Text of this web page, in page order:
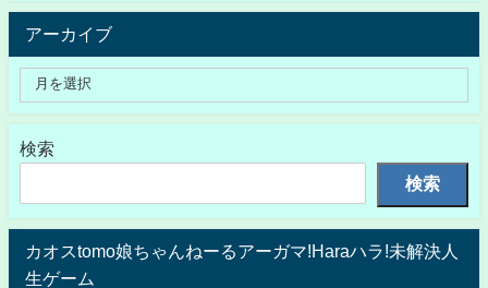
アーカイブ
検索
検索
カオスtomo娘ちゃんねーるアーガマ!Haraハラ!未解決人
生ゲーム